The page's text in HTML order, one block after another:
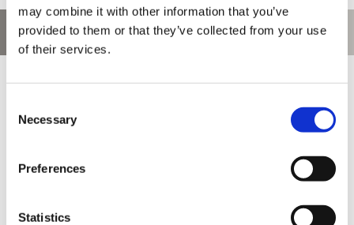
may combine it with other information that you’ve
provided to them or that they’ve collected from your use
of their services.
Selection
Necessary
Preferences
Statistics
お問い合わせ